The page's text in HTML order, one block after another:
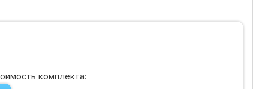
комплекта: